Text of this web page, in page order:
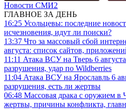
Новости СМИ2
ГЛАВНОЕ ЗА ДЕНЬ
16:25 Усольцевы: последние
исчезновения, идут ли поиски?
13:37 Что за массовый сбой
августа: список сайтов,
11:11 Атака ВСУ на Тверь 6
разрушения, удар по Wildberries
11:04 Атака ВСУ на Ярославль 6
разрушения, есть ли жертвы
06:48 Массовая драка с оружием в
жертвы, причины конфликта,